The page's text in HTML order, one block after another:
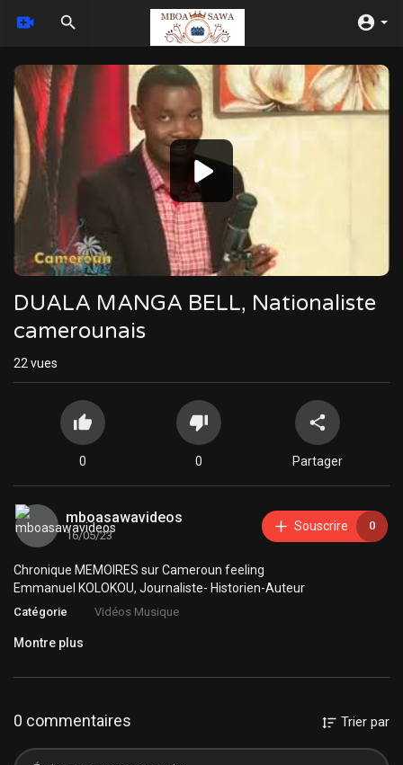
Video
Player
DUALA MANGA BELL, Nationaliste
camerounais
22 vues
0 0 Partager
mboasawavideos
16/05/23
Souscrire 0
Chronique MEMOIRES sur Cameroun feeling
Emmanuel KOLOKOU, Journaliste- Historien-Auteur
Catégorie Vidéos Musique
Montre plus
0 commentaires Trier par